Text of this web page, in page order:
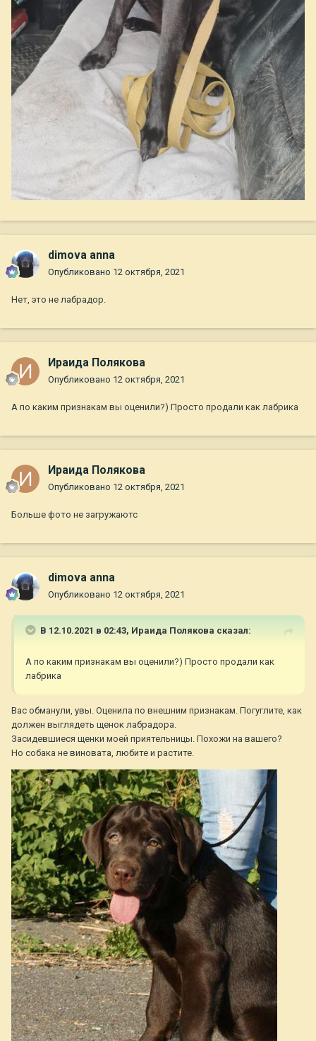
dimova anna
Опубликовано 12 октября, 2021
Нет, это не лабрадор.
Ираида Полякова
Опубликовано 12 октября, 2021
А по каким признакам вы оценили?) Просто продали как лабрика
Ираида Полякова
Опубликовано 12 октября, 2021
Больше фото не загружаютс
dimova anna
Опубликовано 12 октября, 2021
В 12.10.2021 в 02:43, Ираида Полякова сказал:
А по каким признакам вы оценили?) Просто продали как
лабрика
Вас обманули, увы. Оценила по внешним признакам. Погуглите, как
должен выглядеть щенок лабрадора.
Засидевшиеся щенки моей приятельницы. Похожи на вашего?
Но собака не виновата, любите и растите.